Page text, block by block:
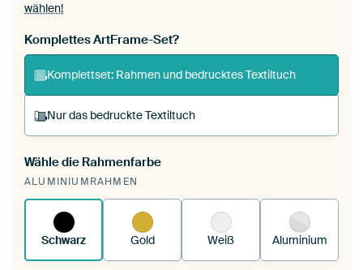
wählen!
Komplettes ArtFrame-Set?
Komplettset: Rahmen und bedrucktes Textiltuch
Nur das bedruckte Textiltuch
Du spannst einen wechselbaren Textiltuch in
deinen vorhandenen ArtFrame™.
funktioniert es.
Wähle die Rahmenfarbe
ALUMINIUMRAHMEN
Schwarz Gold Weiß Aluminium